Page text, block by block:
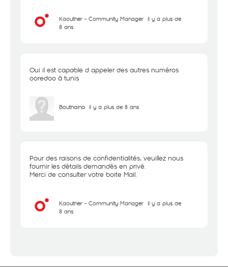
Kaouther - Community Manager il y a plus de
8 ans
Oui il est capable d appeler des autres numéros
ooredoo à tunis
Bouthaina il y a plus de 8 ans
Pour des raisons de confidentialités, veuillez nous
fournir les détails demandés en privé.
Merci de consulter votre boite Mail.
Kaouther - Community Manager il y a plus de
8 ans